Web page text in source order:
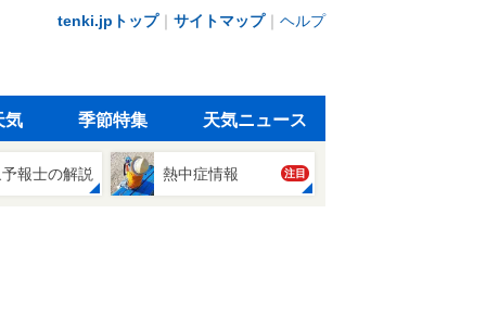
tenki.jpトップ｜ サイトマップ｜ ヘルプ
気 季節特集 天気ニュース
報士の解説 熱中症情報 注目